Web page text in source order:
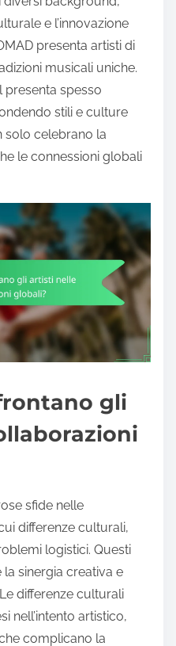
e l’innovazione
presenta artisti di
musicali uniche.
presenta spesso
stili e culture
solo celebrano la
le connessioni globali
gli
sfide nelle
differenze culturali,
logistici. Questi
sinergia creativa e
differenze culturali
nell’intento artistico,
complicano la